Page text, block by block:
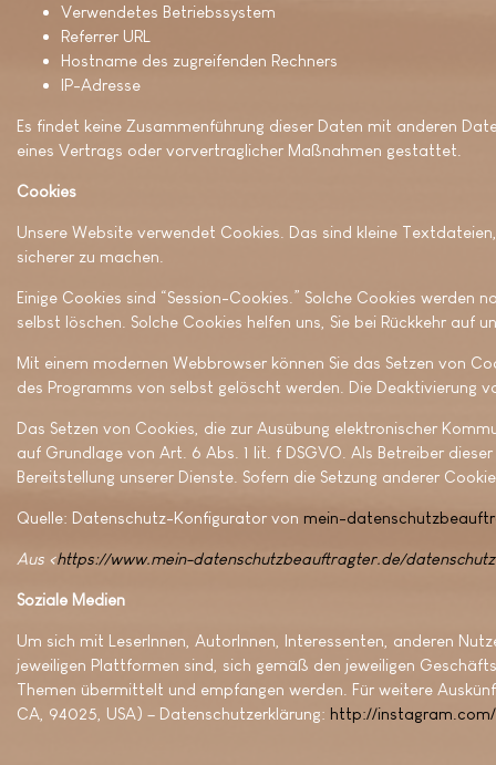
Verwendetes Betriebssystem
Referrer URL
Hostname des zugreifenden Rechners
IP-Adresse
Es findet keine Zusammenführung dieser Daten mit anderen
eines Vertrags oder vorvertraglicher Maßnahmen gestattet.
Cookies
Unsere Website verwendet Cookies. Das sind kleine
sicherer zu machen.
Einige Cookies sind “Session-Cookies.” Solche Cookies
selbst löschen. Solche Cookies helfen uns, Sie bei Rückkehr auf
Mit einem modernen Webbrowser können Sie das Setzen von
des Programms von selbst gelöscht werden. Die Deaktivierung
Das Setzen von Cookies, die zur Ausübung elektronischer
auf Grundlage von Art. 6 Abs. 1 lit. f DSGVO. Als Betreiber
Bereitstellung unserer Dienste. Sofern die Setzung anderer
Quelle: Datenschutz-Konfigurator von mein-
Aus <https://www.mein-datenschutzbeauftragter.de/
Soziale Medien
Um sich mit LeserInnen, AutorInnen, Interessenten, anderen
jeweiligen Plattformen sind, sich gemäß den jeweiligen
Themen übermittelt und empfangen werden. Für weitere
CA, 94025, USA) – Datenschutzerklärung: http://